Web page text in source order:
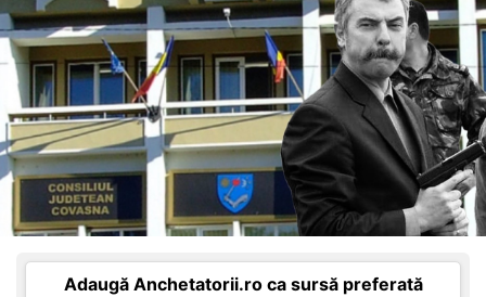
Adaugă Anchetatorii.ro ca sursă preferată